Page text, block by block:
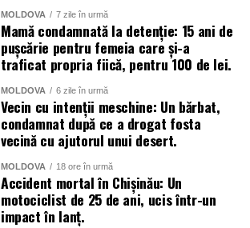
MOLDOVA 7 zile în urmă
Mamă condamnată la detenție: 15 ani de
pușcărie pentru femeia care și-a
traficat propria fiică, pentru 100 de lei.
MOLDOVA 6 zile în urmă
Vecin cu intenții meschine: Un bărbat,
condamnat după ce a drogat fosta
vecină cu ajutorul unui desert.
MOLDOVA 18 ore în urmă
Accident mortal în Chișinău: Un
motociclist de 25 de ani, ucis într-un
impact în lanț.